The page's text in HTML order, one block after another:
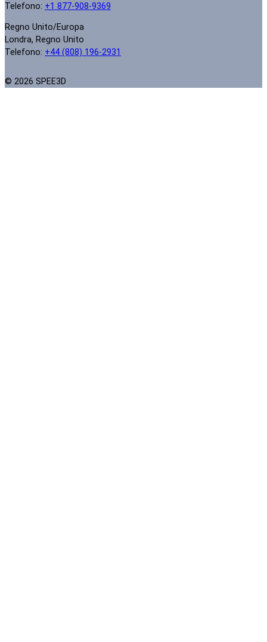
Telefono: +1 877-908-9369
Regno Unito/Europa
Londra, Regno Unito
Telefono: +44 (808) 196-2931
© 2026 SPEE3D